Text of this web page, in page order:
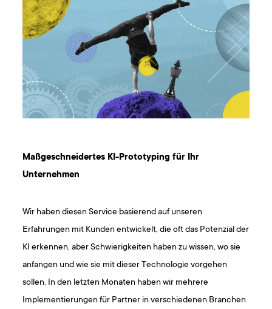
Maßgeschneidertes KI-Prototyping für Ihr
Unternehmen
Wir haben diesen Service basierend auf unseren
Erfahrungen mit Kunden entwickelt, die oft das Potenzial der
KI erkennen, aber Schwierigkeiten haben zu wissen, wo sie
anfangen und wie sie mit dieser Technologie vorgehen
sollen. In den letzten Monaten haben wir mehrere
Implementierungen für Partner in verschiedenen Branchen